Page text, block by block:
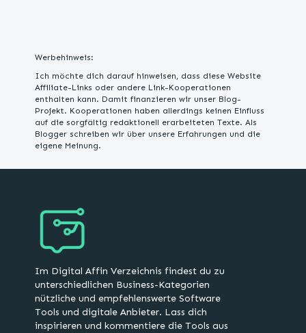
Werbehinweis:
Ich möchte dich darauf hinweisen, dass diese Website
Affiliate-Links oder andere Link-Kooperationen
enthalten kann. Damit finanzieren wir unser Blog-
Projekt. Kooperationen haben allerdings keinen Einfluss
auf die sorgfältig redaktionell erarbeiteten Texte. Als
Blogger schreiben wir über unsere Erfahrungen und die
eigene Meinung.
Im Digital Affin Verzeichnis findest du zu
unterschiedlichen Business-Kategorien
nützliche und empfehlenswerte Software
Tools und digitale Anbieter. Lass dich
inspirieren und kommentiere die Tools aus